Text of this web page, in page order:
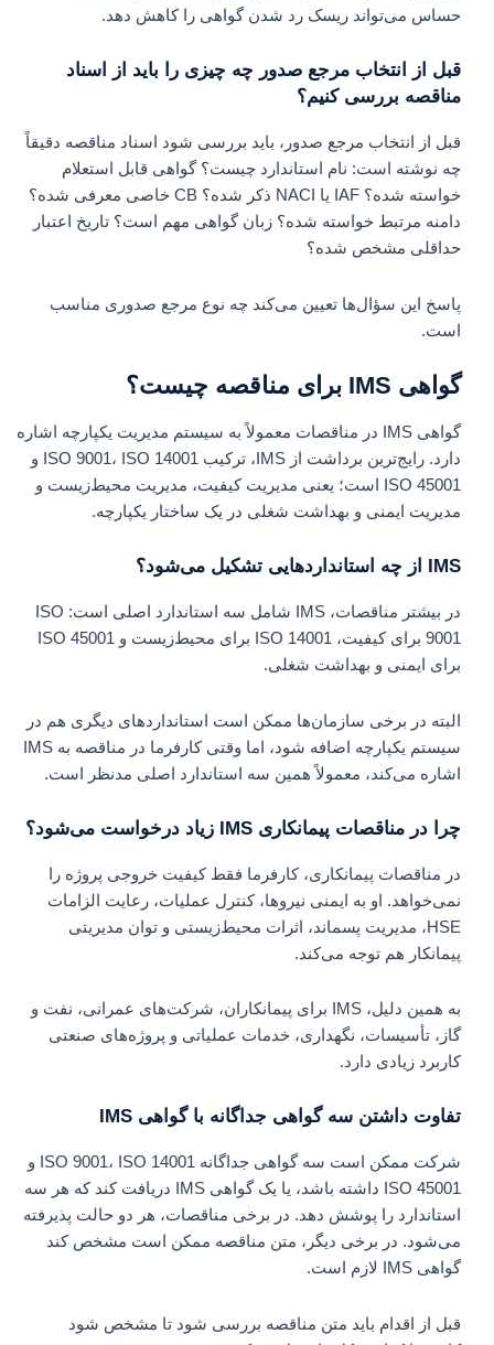
حساس می‌تواند ریسک رد شدن گواهی را کاهش دهد.
قبل از انتخاب مرجع صدور چه چیزی را باید از اسناد
مناقصه بررسی کنیم؟
قبل از انتخاب مرجع صدور، باید بررسی شود اسناد مناقصه دقیقاً
چه نوشته است: نام استاندارد چیست؟ گواهی قابل استعلام
خواسته شده؟ IAF یا NACI ذکر شده؟ CB خاصی معرفی شده؟
دامنه مرتبط خواسته شده؟ زبان گواهی مهم است؟ تاریخ اعتبار
حداقلی مشخص شده؟
پاسخ این سؤال‌ها تعیین می‌کند چه نوع مرجع صدوری مناسب
است.
گواهی IMS برای مناقصه چیست؟
گواهی IMS در مناقصات معمولاً به سیستم مدیریت یکپارچه اشاره
دارد. رایج‌ترین برداشت از IMS، ترکیب ISO 9001، ISO 14001 و
ISO 45001 است؛ یعنی مدیریت کیفیت، مدیریت محیط‌زیست و
مدیریت ایمنی و بهداشت شغلی در یک ساختار یکپارچه.
IMS از چه استانداردهایی تشکیل می‌شود؟
در بیشتر مناقصات، IMS شامل سه استاندارد اصلی است: ISO
9001 برای کیفیت، ISO 14001 برای محیط‌زیست و ISO 45001
برای ایمنی و بهداشت شغلی.
البته در برخی سازمان‌ها ممکن است استانداردهای دیگری هم در
سیستم یکپارچه اضافه شود، اما وقتی کارفرما در مناقصه به IMS
اشاره می‌کند، معمولاً همین سه استاندارد اصلی مدنظر است.
چرا در مناقصات پیمانکاری IMS زیاد درخواست می‌شود؟
در مناقصات پیمانکاری، کارفرما فقط کیفیت خروجی پروژه را
نمی‌خواهد. او به ایمنی نیروها، کنترل عملیات، رعایت الزامات
HSE، مدیریت پسماند، اثرات محیط‌زیستی و توان مدیریتی
پیمانکار هم توجه می‌کند.
به همین دلیل، IMS برای پیمانکاران، شرکت‌های عمرانی، نفت و
گاز، تأسیسات، نگهداری، خدمات عملیاتی و پروژه‌های صنعتی
کاربرد زیادی دارد.
تفاوت داشتن سه گواهی جداگانه با گواهی IMS
شرکت ممکن است سه گواهی جداگانه ISO 9001، ISO 14001 و
ISO 45001 داشته باشد، یا یک گواهی IMS دریافت کند که هر سه
استاندارد را پوشش دهد. در برخی مناقصات، هر دو حالت پذیرفته
می‌شود. در برخی دیگر، متن مناقصه ممکن است مشخص کند
گواهی IMS لازم است.
قبل از اقدام باید متن مناقصه بررسی شود تا مشخص شود